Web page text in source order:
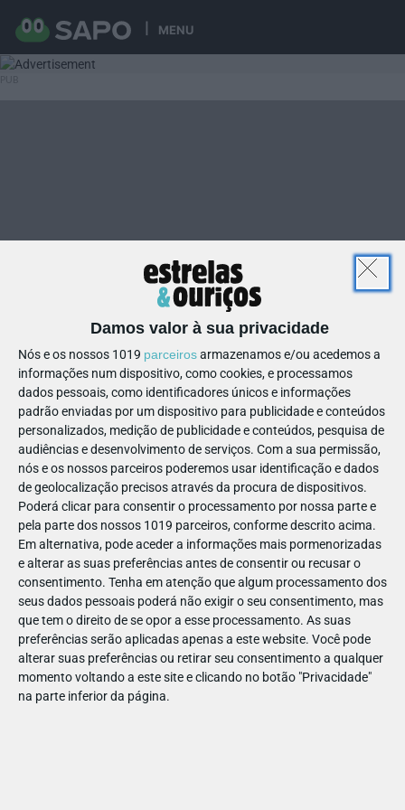
MENU
Damos valor à sua privacidade
Nós e os nossos 1019 parceirosarmazenamos e/ou acedemos a
informações num dispositivo, como cookies, e processamos
dados pessoais, como identificadores únicos e informações
padrão enviadas por um dispositivo para publicidade e conteúdos
personalizados, medição de publicidade e conteúdos, pesquisa de
audiências e desenvolvimento de serviços. Com a sua permissão,
nós e os nossos parceiros poderemos usar identificação e dados
de geolocalização precisos através da procura de dispositivos.
Poderá clicar para consentir o processamento por nossa parte e
pela parte dos nossos 1019 parceiros, conforme descrito acima.
Em alternativa, pode aceder a informações mais pormenorizadas
e alterar as suas preferências antes de consentir ou recusar o
consentimento. Tenha em atenção que algum processamento dos
seus dados pessoais poderá não exigir o seu consentimento, mas
que tem o direito de se opor a esse processamento. As suas
preferências serão aplicadas apenas a este website. Você pode
alterar suas preferências ou retirar seu consentimento a qualquer
momento voltando a este site e clicando no botão "Privacidade"
na parte inferior da página.
23
70275920555438